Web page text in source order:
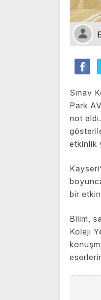
Sınav
Park
not
etkinlik
bir
Bilim,
Koleji